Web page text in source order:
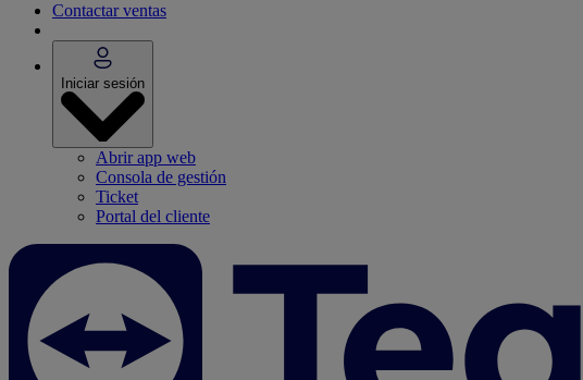
Contactar ventas
Iniciar sesión
Abrir app web
Consola de gestión
Ticket
Portal del cliente